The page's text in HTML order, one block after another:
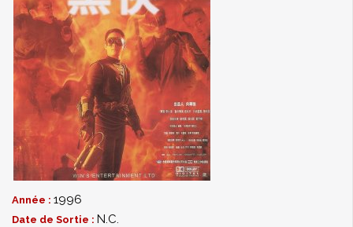
Année : 1996
Date de Sortie : N.C.